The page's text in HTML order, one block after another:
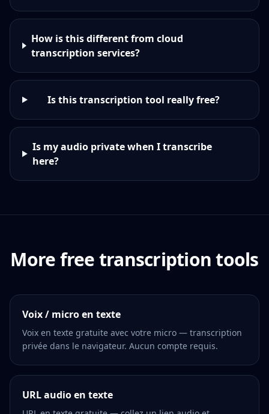
How is this different from cloud
transcription services?
Is this transcription tool really free?
Is my audio private when I transcribe
here?
More free transcription tools
Voix / micro en texte
Voix en texte gratuite avec votre micro — transcription
privée dans le navigateur. Aucun compte requis.
URL audio en texte